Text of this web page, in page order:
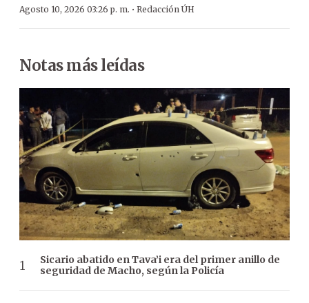
Agosto 10, 2026 03:26 p. m. · Redacción ÚH
Notas más leídas
Sicario abatido en Tava’i era del primer anillo de
seguridad de Macho, según la Policía